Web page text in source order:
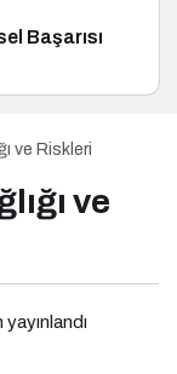
Başarısı
ve Riskleri
ve